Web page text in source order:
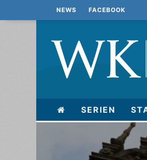
NEWS FACEBOOK
SERIEN